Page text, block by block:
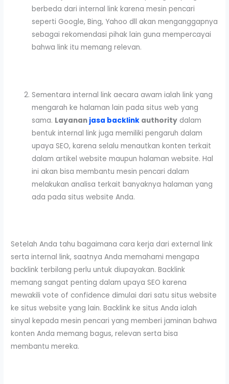
berbeda dari internal link karena mesin pencari
seperti Google, Bing, Yahoo dll akan menganggapnya
sebagai rekomendasi pihak lain guna mempercayai
bahwa link itu memang relevan.
Sementara internal link aecara awam ialah link yang
mengarah ke halaman lain pada situs web yang
sama. Layanan jasa backlink authority dalam
bentuk internal link juga memiliki pengaruh dalam
upaya SEO, karena selalu menautkan konten terkait
dalam artikel website maupun halaman website. Hal
ini akan bisa membantu mesin pencari dalam
melakukan analisa terkait banyaknya halaman yang
ada pada situs website Anda.
Setelah Anda tahu bagaimana cara kerja dari external link
serta internal link, saatnya Anda memahami mengapa
backlink terbilang perlu untuk diupayakan. Backlink
memang sangat penting dalam upaya SEO karena
mewakili vote of confidence dimulai dari satu situs website
ke situs website yang lain. Backlink ke situs Anda ialah
sinyal kepada mesin pencari yang memberi jaminan bahwa
konten Anda memang bagus, relevan serta bisa
membantu mereka.